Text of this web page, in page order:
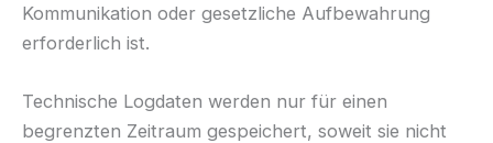
Kommunikation oder gesetzliche Aufbewahrung
erforderlich ist.
Technische Logdaten werden nur für einen
begrenzten Zeitraum gespeichert, soweit sie nicht